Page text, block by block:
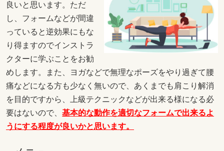
良いと思います。ただ
し、フォームなどが間違
っていると逆効果にもな
り得ますのでインストラ
クターに学ぶことをお勧
めします。また、ヨガなどで無理なポーズをやり過ぎて腰
痛などになる方も少なく無いので、あくまでも肩こり解消
を目的ですから、上級テクニックなどが出来る様になる必
要はないので、 基本的な動作を適切なフォームで出来るよ
うにする程度が良いかと思います。